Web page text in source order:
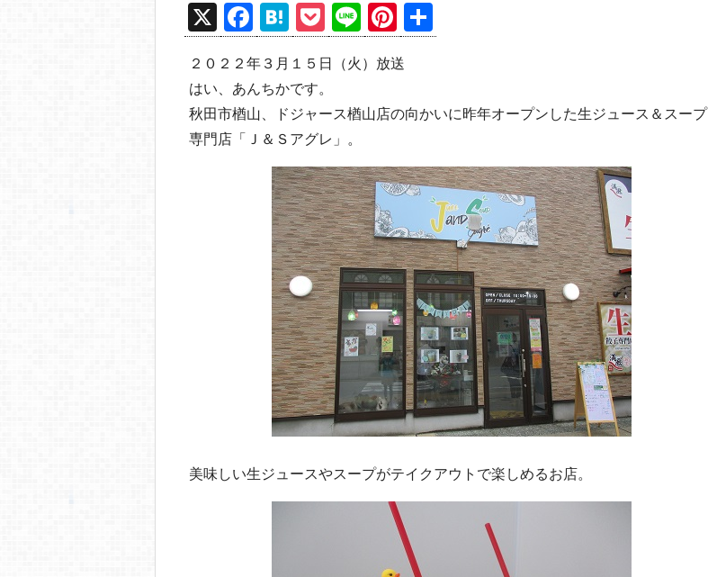
X
F
a
c
e
b
H
at
e
n
a
P
o
ck
et
Li
n
e
Pi
nt
er
e
有
２０２２年３月１５日（火）放送
はい、あんちかです。
秋田市楢山、ドジャース楢山店の向かいに昨年オープンした生ジュース＆スープ
専門店「Ｊ＆Ｓアグレ」。
美味しい生ジュースやスープがテイクアウトで楽しめるお店。